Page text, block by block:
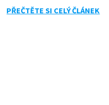
PŘEČTĚTE SI CELÝ ČLÁNEK